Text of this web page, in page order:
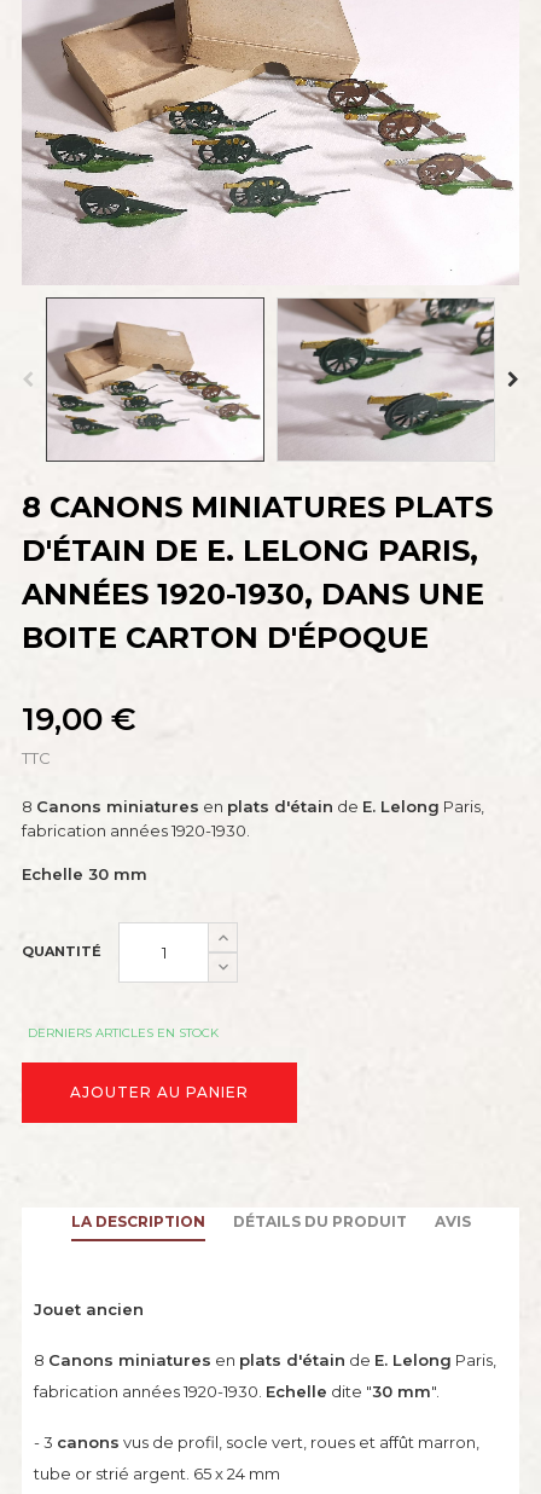
8 CANONS MINIATURES PLATS
D'ÉTAIN DE E. LELONG PARIS,
ANNÉES 1920-1930, DANS UNE
BOITE CARTON D'ÉPOQUE
19,00 €
TTC
8 Canons miniatures en plats d'étain de E. Lelong Paris,
fabrication années 1920-1930.
Echelle 30 mm
QUANTITÉ
DERNIERS ARTICLES EN STOCK
AJOUTER AU PANIER
LA DESCRIPTION DÉTAILS DU PRODUIT AVIS
Jouet ancien
8 Canons miniatures en plats d'étain de E. Lelong Paris,
fabrication années 1920-1930. Echelle dite "30 mm".
- 3 canons vus de profil, socle vert, roues et affût marron,
tube or strié argent. 65 x 24 mm